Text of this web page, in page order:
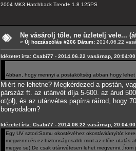
2004 MK3 Hatchback Trend+ 1.8 125PS
Ne vásárolj tőle, ne üzletelj vele...
« Új hozzászólás #206 Dátum: 2014.06.22
Idézetet írta: Csabi77 - 2014.06.22 vasárnap, 20:04:00
Abban, hogy mennyi a postaköltség abban hogy
Miért ne lehetne? Megkérdezed a postán,
párszáz ft. az utánvét díja 5-600. az árud
ot(pl), és az utánvétes papírra ráírod, hogy
bonyodalom?
Idézetet írta: Csabi77 - 2014.06.22 vasárnap, 20:04:00
Egy UV sztori:Samu okostévéhez okostávirányítót
megvenni és ez biztonságosabb mint az előre utalás
megye se).De csak utánvétesen lehet